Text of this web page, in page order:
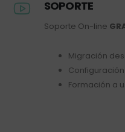
SOPORTE
Soporte On-line
Migración
Formación a